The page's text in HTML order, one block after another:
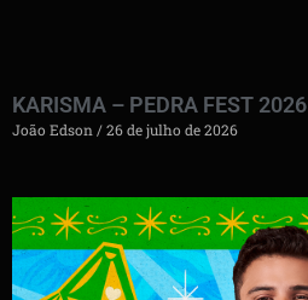
KARISMA – PEDRA FEST 2026
João Edson 26 de julho de 2026